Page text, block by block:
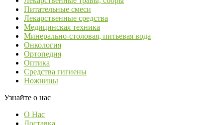
Питательные смеси
Лекарственные средства
Медицинская техника
Минерально-столовая, питьевая вода
Онкология
Ортопедия
Оптика
Средства гигиены
Ножницы
Узнайте о нас
О Нас